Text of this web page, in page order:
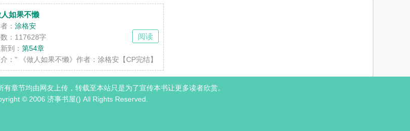
初恋来得更快的是失恋。 肖棉X程仰，嘴硬耳软X面冷心热 前期偏双视角，小短文，HE
如果不懒
：涂格安
：117628字
到：第54章
：" 《做人如果不懒》作者：涂格安【CP完结】 简介： 辛来从小到大四肢不勤，五谷不分，上大学后父母直接对他放
阅读
章节均由网友上传，转载至本站只是为了宣传本书让更多读者欣赏。
© 2006 济事书屋() All Rights Reserved.